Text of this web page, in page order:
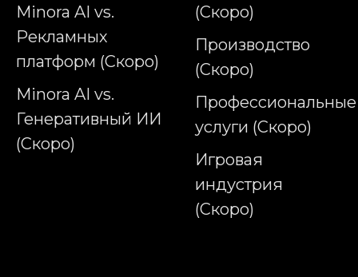
Minora AI vs.
Рекламных
платформ (Скоро)
Minora AI vs.
Генеративный ИИ
(Скоро)
(Скоро)
Производство
(Скоро)
Профессиональные
услуги (Скоро)
Игровая
индустрия
(Скоро)